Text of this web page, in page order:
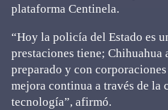
plataforma Centinela.
“Hoy la policía del Estado es
prestaciones tiene; Chihuahua
preparado y con
mejora continua a través de la
tecnología”, afirmó.